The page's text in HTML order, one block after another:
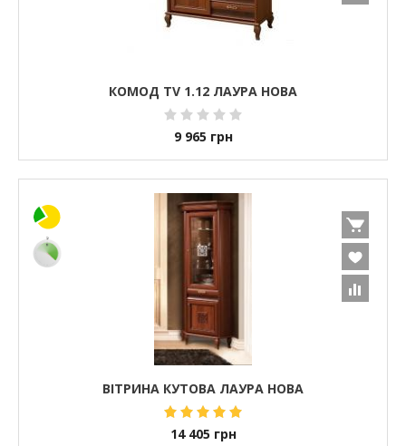
КОМОД TV 1.12 ЛАУРА НОВА
9 965 грн
ВІТРИНА КУТОВА ЛАУРА НОВА
14 405 грн